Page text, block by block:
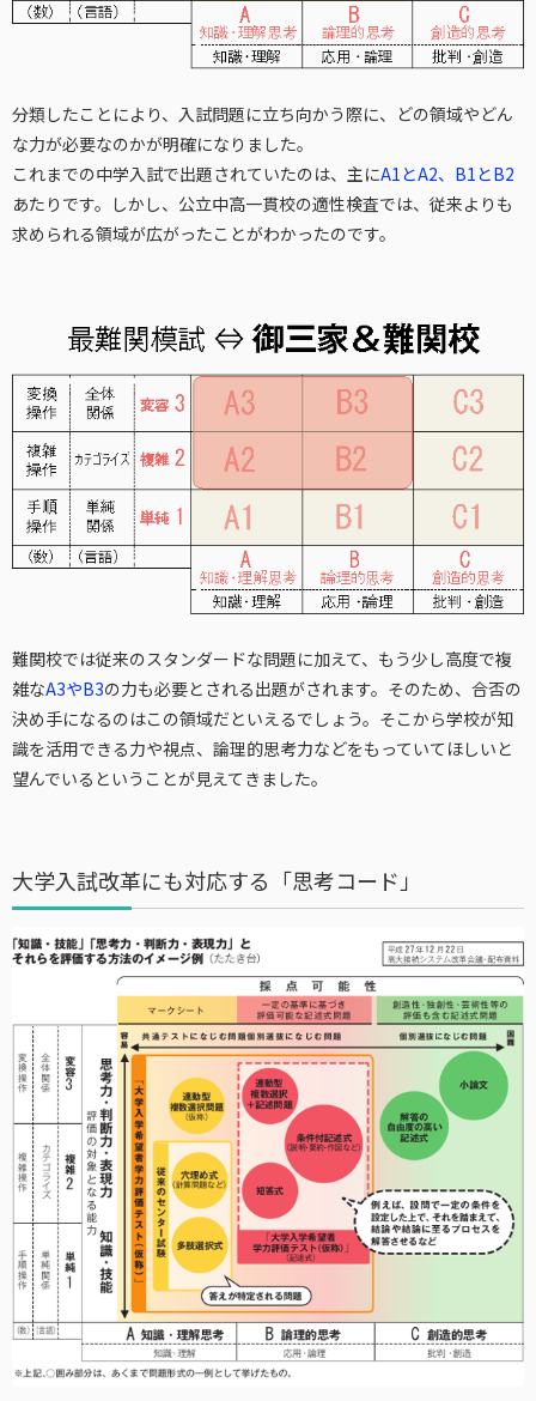
分類したことにより、入試問題に立ち向かう際に、どの領域やどん
な力が必要なのかが明確になりました。
これまでの中学入試で出題されていたのは、主にA1とA2、B1とB2
あたりです。しかし、公立中高一貫校の適性検査では、従来よりも
求められる領域が広がったことがわかったのです。
難関校では従来のスタンダードな問題に加えて、もう少し高度で複
雑なA3やB3の力も必要とされる出題がされます。そのため、合否の
決め手になるのはこの領域だといえるでしょう。そこから学校が知
識を活用できる力や視点、論理的思考力などをもっていてほしいと
望んでいるということが見えてきました。
大学入試改革にも対応する「思考コード」